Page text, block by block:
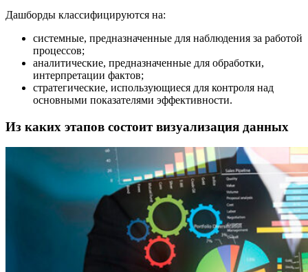
Дашборды классифицируются на:
системные, предназначенные для наблюдения за работой
процессов;
аналитические, предназначенные для обработки,
интерпретации фактов;
стратегические, использующиеся для контроля над
основными показателями эффективности.
Из каких этапов состоит визуализация данных